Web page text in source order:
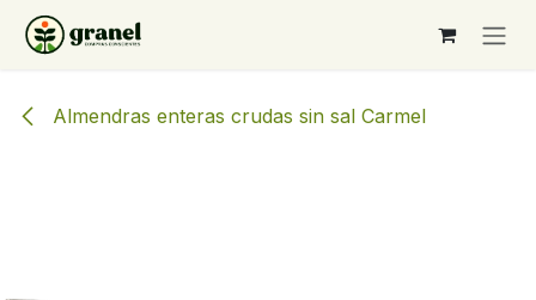
Ir al contenido
Almendras enteras crudas sin sal Carmel